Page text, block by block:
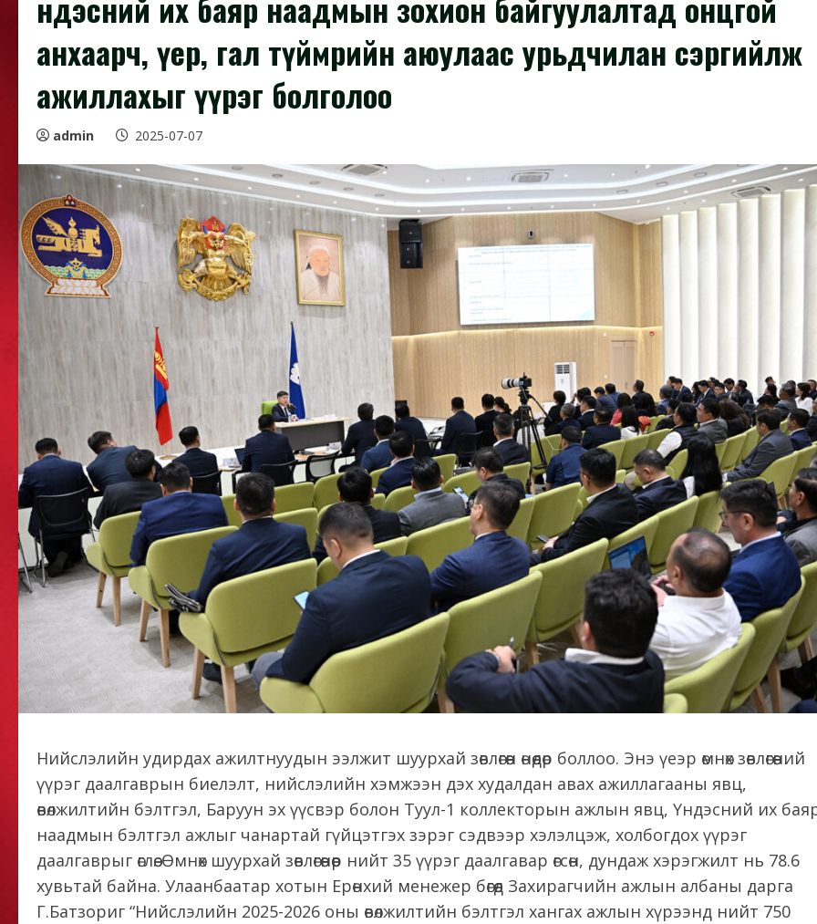
анхаарч, үер, гал түймрийн аюулаас урьдчилан сэргийлж
ажиллахыг үүрэг болголоо
admin 2025-07-07
Нийслэлийн удирдах ажилтнуудын ээлжит шуурхай зөвлөгөөн өнөөдөр боллоо. Энэ үеэр өмнөх зөвлөгөөний
үүрэг даалгаврын биелэлт, нийслэлийн хэмжээн дэх худалдан авах ажиллагааны явц,
өвөлжилтийн бэлтгэл, Баруун эх үүсвэр болон Туул-1 коллекторын ажлын явц, Үндэсний их
наадмын бэлтгэл ажлыг чанартай гүйцэтгэх зэрэг сэдвээр хэлэлцэж, холбогдох үүрэг
даалгаврыг өглөө. Өмнөх шуурхай зөвлөгөөнөөр нийт 35 үүрэг даалгавар өгсөн, дундаж хэрэгжилт нь 78.6
хувьтай байна. Улаанбаатар хотын Ерөнхий менежер бөгөөд Захирагчийн ажлын албаны дарга
Г.Батзориг “Нийслэлийн 2025-2026 оны өвөлжилтийн бэлтгэл хангах ажлын хүрээнд нийт 750